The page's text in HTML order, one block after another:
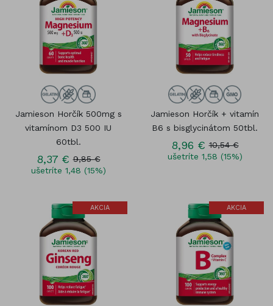
Jamieson Horčík 500mg s
vitamínom D3 500 IU
60tbl.
8,37 € 9,85 €
ušetríte 1,48 (15%)
Jamieson Horčík + vitamín
B6 s bisglycinátom 50tbl.
8,96 € 10,54 €
ušetríte 1,58 (15%)
AKCIA AKCIA